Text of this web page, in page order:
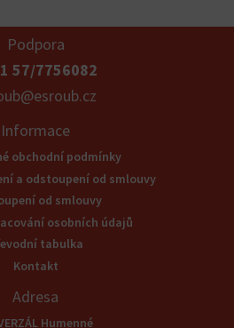
Podpora
57/7756082
Informace
obchodní podmínky
a odstoupení od smlouvy
od smlouvy
osobních údajů
tabulka
Kontakt
Adresa
Humenné